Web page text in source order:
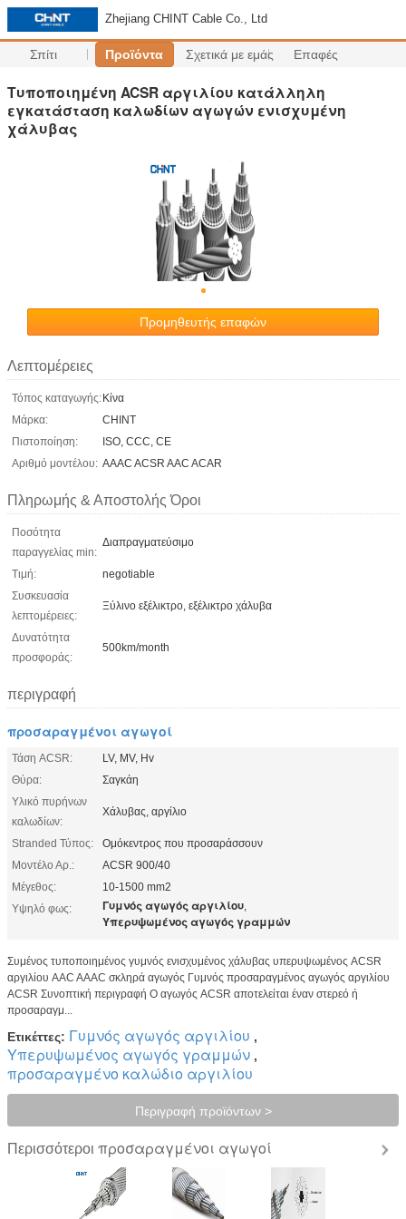
Zhejiang CHINT Cable Co., Ltd
Σπίτι Προϊόντα Σχετικά με εμάς Επαφές
Τυποποιημένη ACSR αργιλίου κατάλληλη
εγκατάσταση καλωδίων αγωγών ενισχυμένη
χάλυβας
Προμηθευτής επαφών
Λεπτομέρειες
Τόπος καταγωγής:Κίνα
Μάρκα:
CHINT
Πιστοποίηση:
ISO, CCC, CE
Αριθμό μοντέλου: AAAC ACSR AAC ACAR
Πληρωμής & Αποστολής Όροι
Ποσότητα
παραγγελίας min:
Διαπραγματεύσιμο
Τιμή:
negotiable
Συσκευασία
λεπτομέρειες:
Ξύλινο εξέλικτρο, εξέλικτρο χάλυβα
Δυνατότητα
προσφοράς:
500km/month
περιγραφή
προσαραγμένοι αγωγοί
Τάση ACSR:
LV, MV, Hv
Θύρα:
Σαγκάη
Υλικό πυρήνων
καλωδίων:
Χάλυβας, αργίλιο
Stranded Τύπος:
Ομόκεντρος που προσαράσσουν
Μοντέλο Αρ.:
ACSR 900/40
Μέγεθος:
10-1500 mm2
Υψηλό φως:
Γυμνός αγωγός αργιλίου,
Υπερυψωμένος αγωγός γραμμών
Συμένος τυποποιημένος γυμνός ενισχυμένος χάλυβας υπερυψωμένος ACSR
αργιλίου AAC AAAC σκληρά αγωγός Γυμνός προσαραγμένος αγωγός αργιλίου
ACSR Συνοπτική περιγραφή Ο αγωγός ACSR αποτελείται έναν στερεό ή
προσαραγμ...
Ετικέττες: Γυμνός αγωγός αργιλίου ,
Υπερυψωμένος αγωγός γραμμών ,
προσαραγμένο καλώδιο αργιλίου
Περιγραφή προϊόντων >
Περισσότεροι προσαραγμένοι αγωγοί